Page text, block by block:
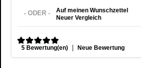
- ODER -
Auf meinen Wunschzettel
Neuer Vergleich
5 Bewertung(en) | Neue Bewertung